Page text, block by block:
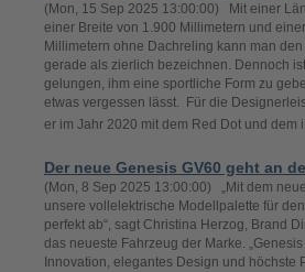
(Mon, 15 Sep 2025 13:00:00) Mit einer
einer Breite von 1.900 Millimetern und
Millimetern ohne Dachreling kann man
gerade als zierlich bezeichnen. Dennoch
gelungen, ihm eine sportliche Form zu
etwas vergessen lässt. Für die
er im Jahr 2020 mit dem Red Dot und dem
Der neue Genesis GV60 geht an
(Mon, 8 Sep 2025 13:00:00) „Mit dem
unsere vollelektrische Modellpalette für
perfekt ab“, sagt Christina Herzog, Brand
das neueste Fahrzeug der Marke.
Innovation, elegantes Design und höchste